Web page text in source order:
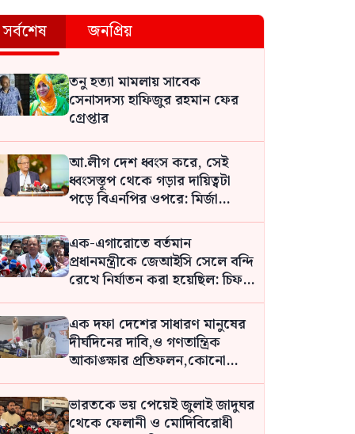
সর্বশেষ জনপ্রিয়
তনু হত্যা মামলায় সাবেক
সেনাসদস্য হাফিজুর রহমান ফের
গ্রেপ্তার
আ.লীগ দেশ ধ্বংস করে, সেই
ধ্বংসস্তূপ থেকে গড়ার দায়িত্বটা
পড়ে বিএনপির ওপরে: মির্জা
ফখরুল
এক-এগারোতে বর্তমান
প্রধানমন্ত্রীকে জেআইসি সেলে বন্দি
রেখে নির্যাতন করা হয়েছিল: চিফ
প্রসিকিউটর
এক দফা দেশের সাধারণ মানুষের
দীর্ঘদিনের দাবি,ও গণতান্ত্রিক
আকাঙ্ক্ষার প্রতিফলন,কোনো
ব্যক্তির দেওয়া নয়: নুর
ভারতকে ভয় পেয়েই জুলাই জাদুঘর
থেকে ফেলানী ও মোদিবিরোধী